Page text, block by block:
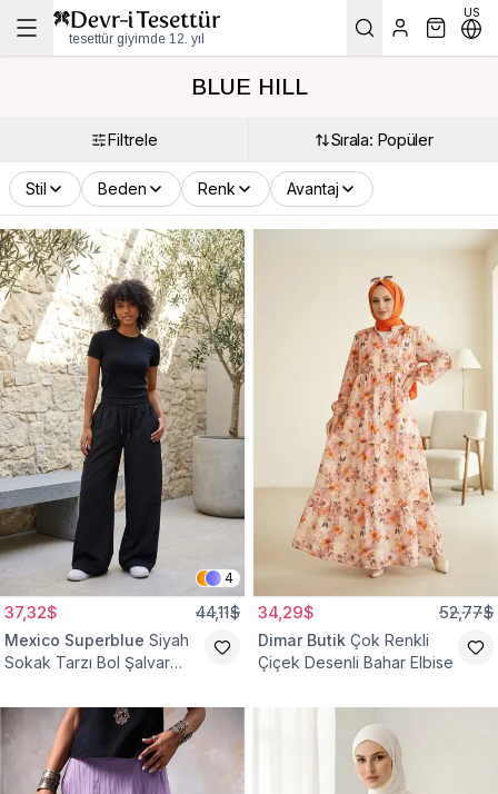
tesettür giyimde 12. yıl
US
BLUE HILL
Filtrele Sırala: Popüler
Stil Beden Renk Avantaj
4
37,32$ 44,11$
Mexico Superblue Siyah
Sokak Tarzı Bol Şalvar
34,29$ 52,77$
Dimar Butik Çok Renkli
Çiçek Desenli Bahar Elbise